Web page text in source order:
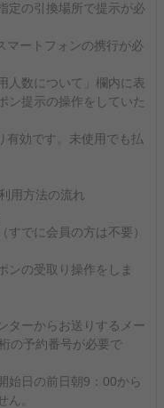
定の引換場所で提示が必
マートフォンの携行が必
人数について」欄内に表
ン提示の操作をしていた
有効です。未使用でも払
用方法の流れ
でに会員の方は不要）
ンの受取り操作をしま
ターからお送りするメー
の予約番号が必要で
始日の前日朝9：00から
ん。